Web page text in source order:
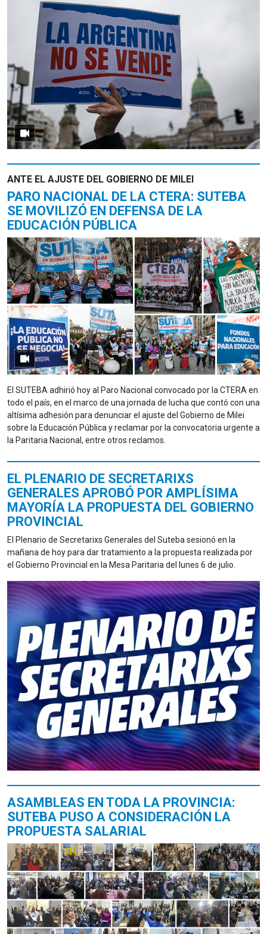
ANTE EL AJUSTE DEL GOBIERNO DE MILEI
PARO NACIONAL DE LA CTERA: SUTEBA
SE MOVILIZÓ EN DEFENSA DE LA
EDUCACIÓN PÚBLICA
El SUTEBA adhirió hoy al Paro Nacional convocado por la CTERA en
todo el país, en el marco de una jornada de lucha que contó con una
altísima adhesión para denunciar el ajuste del Gobierno de Milei
sobre la Educación Pública y reclamar por la convocatoria urgente a
la Paritaria Nacional, entre otros reclamos.
EL PLENARIO DE SECRETARIXS
GENERALES APROBÓ POR AMPLÍSIMA
MAYORÍA LA PROPUESTA DEL GOBIERNO
PROVINCIAL
El Plenario de Secretarixs Generales del Suteba sesionó en la
mañana de hoy para dar tratamiento a la propuesta realizada por
el Gobierno Provincial en la Mesa Paritaria del lunes 6 de julio.
ASAMBLEAS EN TODA LA PROVINCIA:
SUTEBA PUSO A CONSIDERACIÓN LA
PROPUESTA SALARIAL